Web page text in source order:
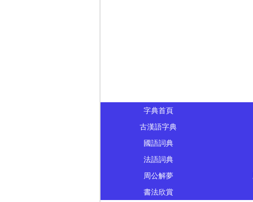
字典首頁
古漢語字典
國語詞典
法語詞典
周公解夢
書法欣賞